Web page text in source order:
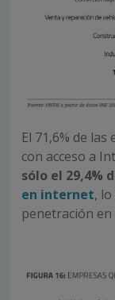
El 71,6% de
con acceso a
sólo el 29,4%
en internet,
penetración